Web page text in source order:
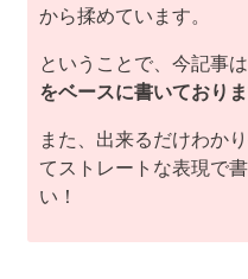
から揉めています。
ということで、今記事は
をベースに書いておりま
また、出来るだけわか
てストレートな表現で
い！